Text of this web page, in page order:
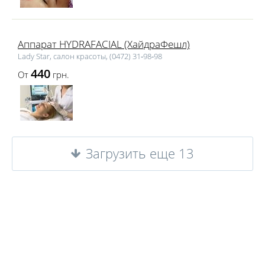
Аппарат HYDRAFACIAL (ХайдраФешл)
Lаdy Star, салон красоты, (0472) 31‑98‑98
От 440 грн.
Загрузить еще 13